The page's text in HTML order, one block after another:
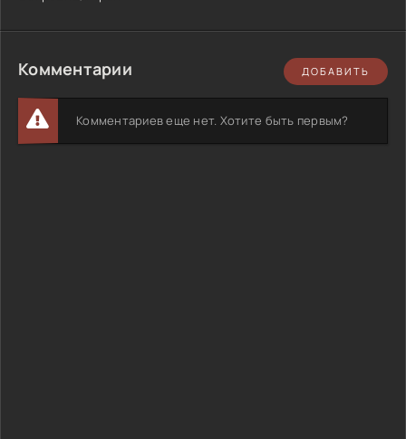
Комментарии ДОБАВИТЬ
Комментариев еще нет. Хотите быть первым?